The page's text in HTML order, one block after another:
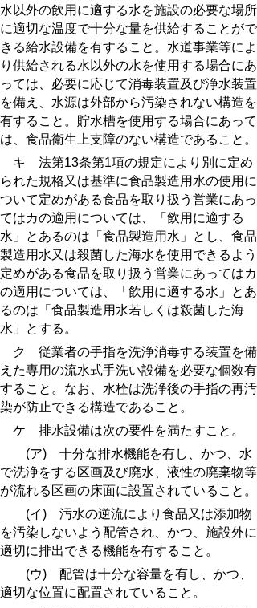
水以外の飲用に適する水を施設の必要な場所
に適切な温度で十分な量を供給することがで
きる給水設備を有すること。水道事業等によ
り供給される水以外の水を使用する場合にあ
っては、必要に応じて消毒装置及び浄水装置
を備え、水源は外部から汚染されない構造を
有すること。貯水槽を使用する場合にあって
は、食品衛生上支障のない構造であること。
キ 法第13条第1項の規定により別に定め
られた規格又は基準に食品製造用水の使用に
ついて定めがある食品を取り扱う営業にあっ
てはカの適用については、「飲用に適する
水」とあるのは「食品製造用水」とし、食品
製造用水又は殺菌した海水を使用できるよう
定めがある食品を取り扱う営業にあってはカ
の適用については、「飲用に適する水」とあ
るのは「食品製造用水若しくは殺菌した海
水」とする。
ク 従業者の手指を洗浄消毒する装置を備
えた専用の流水式手洗い設備を必要な個数有
すること。なお、水栓は洗浄後の手指の再汚
染が防止できる構造であること。
ケ 排水設備は次の要件を満たすこと。
(ア) 十分な排水機能を有し、かつ、水
で洗浄をする区画及び廃水、液性の廃棄物等
が流れる区画の床面に設置されていること。
(イ) 汚水の逆流により食品又は添加物
を汚染しないよう配管され、かつ、施設外に
適切に排出できる機能を有すること。
(ウ) 配管は十分な容量を有し、かつ、
適切な位置に配置されていること。